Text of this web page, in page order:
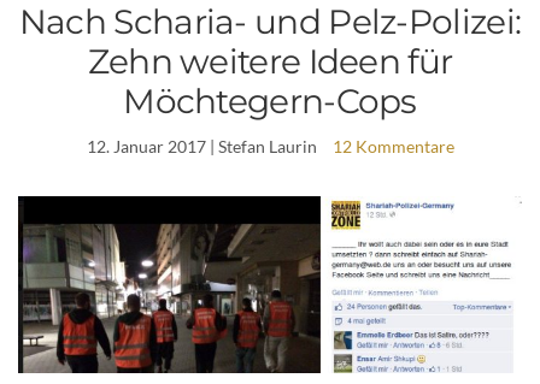
Nach Scharia- und Pelz-Polizei:
Zehn weitere Ideen für
Möchtegern-Cops
12. Januar 2017| Stefan Laurin 12 Kommentare